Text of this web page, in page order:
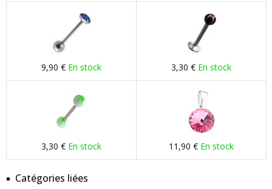
9,90 € En stock 3,30 € En stock
3,30 € En stock 11,90 € En stock
Catégories liées